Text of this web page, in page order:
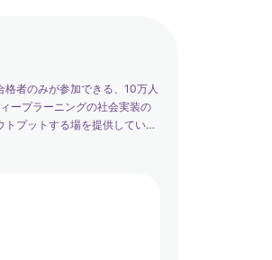
者のみが参加できる、10万人
ープラーニングの社会実装の
プットする場を提供していま